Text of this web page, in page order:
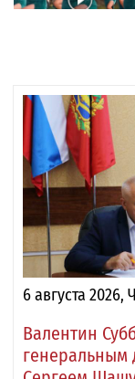
6 августа 2026,
Валентин